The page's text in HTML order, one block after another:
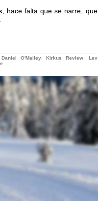
, hace falta que se narre, que
Daniel O'Malley,Kirkus Review, Lev